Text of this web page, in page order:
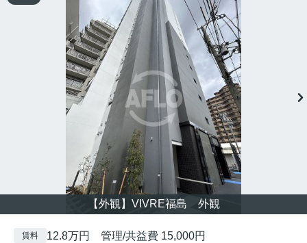
【外観】VIVRE福島 外観
賃料 12.8万円 管理/共益費 15,000円